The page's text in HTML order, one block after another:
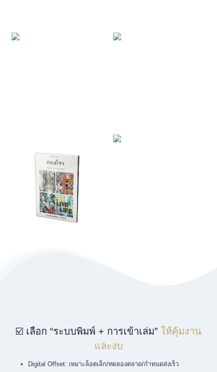
☑️ เลือก “ระบบพิมพ์ + การเข้าเล่ม” ให้คุ้มงาน
และงบ
Digital Offset: เหมาะล็อตเล็ก/ทดลองตลาด/กำหนดส่งเร็ว